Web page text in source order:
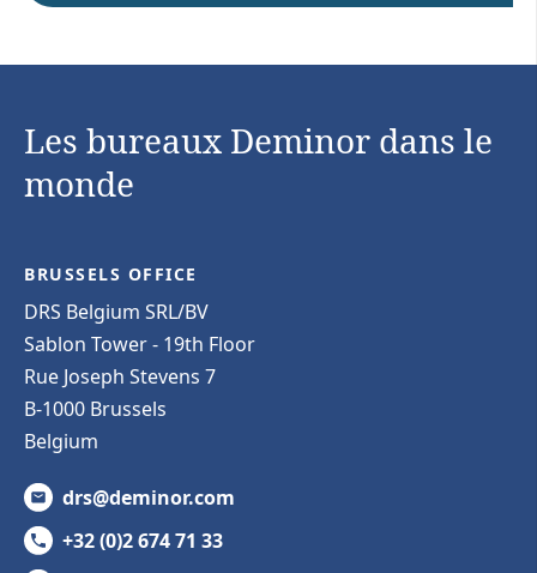
Les bureaux Deminor dans le
monde
BRUSSELS OFFICE
DRS Belgium SRL/BV
Sablon Tower - 19th Floor
Rue Joseph Stevens 7
B-1000 Brussels
Belgium
drs@deminor.com
+32 (0)2 674 71 33